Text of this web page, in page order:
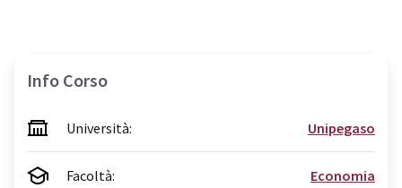
Info Corso
Università: Unipegaso
Facoltà: Economia